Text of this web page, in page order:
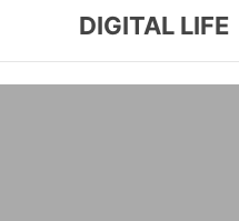
DIGITAL LIFE